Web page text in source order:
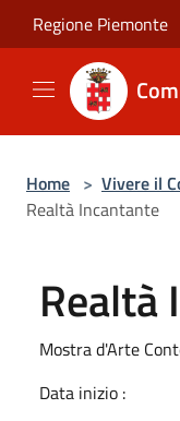
Salta al contenuto
Regione Piemonte
Home > Vivere il
Realtà Incantante
Realtà
Mostra d'Arte
Data inizio :